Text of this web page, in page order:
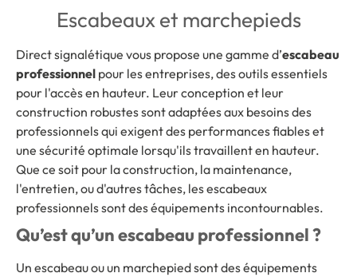
Escabeaux et marchepieds
Direct signalétique vous propose une gamme d’escabeau
professionnel pour les entreprises, des outils essentiels
pour l'accès en hauteur. Leur conception et leur
construction robustes sont adaptées aux besoins des
professionnels qui exigent des performances fiables et
une sécurité optimale lorsqu'ils travaillent en hauteur.
Que ce soit pour la construction, la maintenance,
l'entretien, ou d'autres tâches, les escabeaux
professionnels sont des équipements incontournables.
Qu’est qu’un escabeau professionnel ?
Un escabeau ou un marchepied sont des équipements